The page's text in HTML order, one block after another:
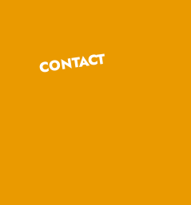
CONTACT